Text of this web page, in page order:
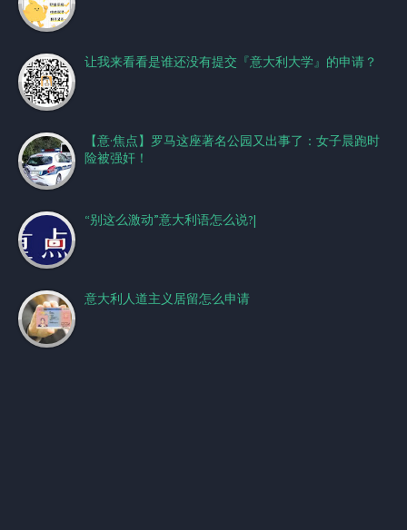
让我来看看是谁还没有提交『意大利大学』的申请？
【意·焦点】罗马这座著名公园又出事了：女子晨跑时
险被强奸！
“别这么激动”意大利语怎么说?|
意大利人道主义居留怎么申请